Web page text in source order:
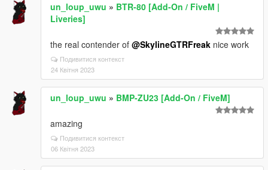
un_loup_uwu » BTR-80 [Add-On / FiveM |
Liveries]
the real contender of @SkylineGTRFreak nice work
Подивитися контекст
24 Квітня 2023
un_loup_uwu » BMP-ZU23 [Add-On / FiveM]
amazing
Подивитися контекст
06 Квітня 2023